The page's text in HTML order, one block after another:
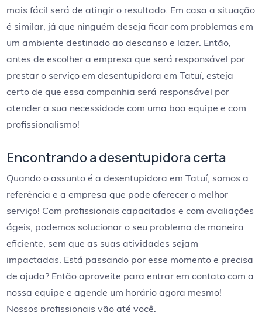
mais fácil será de atingir o resultado. Em casa a situação
é similar, já que ninguém deseja ficar com problemas em
um ambiente destinado ao descanso e lazer. Então,
antes de escolher a empresa que será responsável por
prestar o serviço em desentupidora em Tatuí, esteja
certo de que essa companhia será responsável por
atender a sua necessidade com uma boa equipe e com
profissionalismo!
Encontrando a desentupidora certa
Quando o assunto é a desentupidora em Tatuí, somos a
referência e a empresa que pode oferecer o melhor
serviço! Com profissionais capacitados e com avaliações
ágeis, podemos solucionar o seu problema de maneira
eficiente, sem que as suas atividades sejam
impactadas. Está passando por esse momento e precisa
de ajuda? Então aproveite para entrar em contato com a
nossa equipe e agende um horário agora mesmo!
Nossos profissionais vão até você.